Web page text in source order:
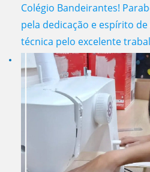
Colégio Bandeirantes!
pela dedicação e espírito
técnica pelo excelente